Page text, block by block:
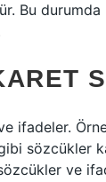
Bu
sözcükler
ve